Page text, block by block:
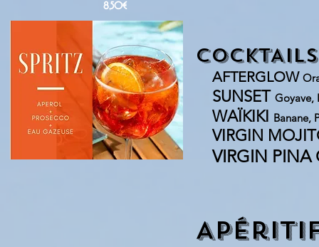
8,50€
AFTERGLOW
SUNSET Goyave,
WAÏKIKI Banane,
VIRGIN
VIRGIN PINA